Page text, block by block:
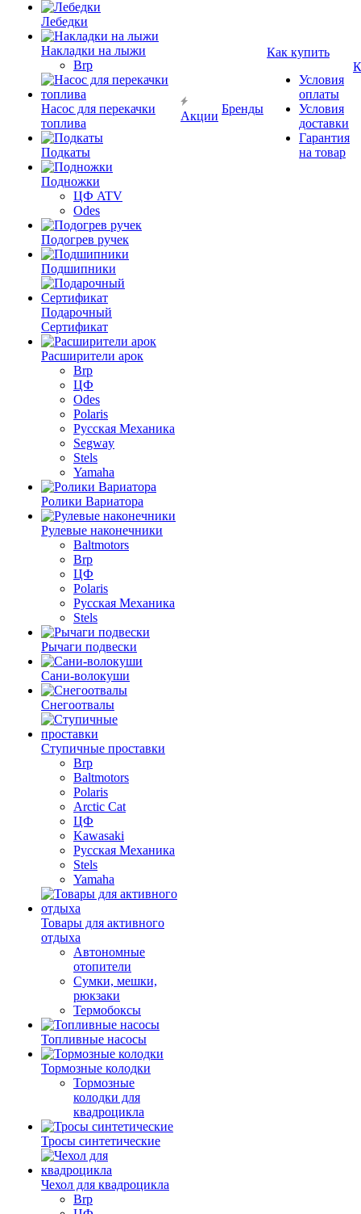
Лебедки
Накладки на лыжи
Brp
Насос для перекачки
топлива
Подкаты
Подножки
ЦФ ATV
Odes
Подогрев ручек
Подшипники
Подарочный
Сертификат
Расширители арок
Brp
ЦФ
Odes
Polaris
Русская Механика
Segway
Stels
Yamaha
Ролики Вариатора
Рулевые наконечники
Baltmotors
Brp
ЦФ
Polaris
Русская Механика
Stels
Рычаги подвески
Сани-волокуши
Снегоотвалы
Ступичные проставки
Brp
Baltmotors
Polaris
Arctic Cat
ЦФ
Kawasaki
Русская Механика
Stels
Yamaha
Товары для активного
отдыха
Автономные
отопители
Сумки, мешки,
рюкзаки
Термобоксы
Топливные насосы
Тормозные колодки
Тормозные
колодки для
квадроцикла
Тросы синтетические
Чехол для квадроцикла
Brp
Акции
Бренды
Как купить
Условия
оплаты
Условия
доставки
Гарантия
на товар